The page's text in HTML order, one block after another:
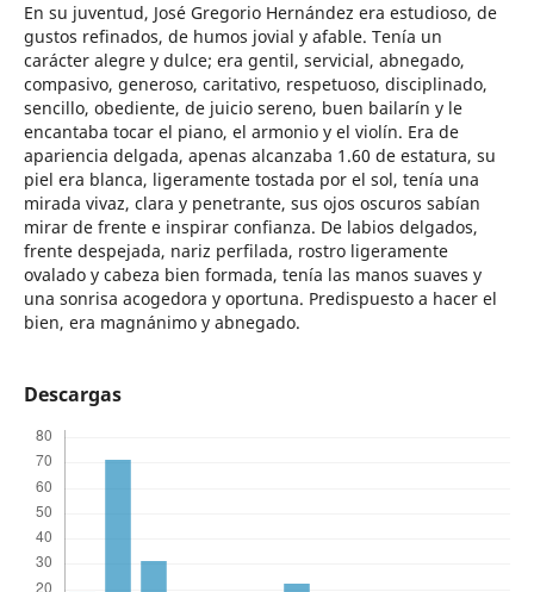
En su juventud, José Gregorio Hernández era estudioso, de
gustos refinados, de humos jovial y afable. Tenía un
carácter alegre y dulce; era gentil, servicial, abnegado,
compasivo, generoso, caritativo, respetuoso, disciplinado,
sencillo, obediente, de juicio sereno, buen bailarín y le
encantaba tocar el piano, el armonio y el violín. Era de
apariencia delgada, apenas alcanzaba 1.60 de estatura, su
piel era blanca, ligeramente tostada por el sol, tenía una
mirada vivaz, clara y penetrante, sus ojos oscuros sabían
mirar de frente e inspirar confianza. De labios delgados,
frente despejada, nariz perfilada, rostro ligeramente
ovalado y cabeza bien formada, tenía las manos suaves y
una sonrisa acogedora y oportuna. Predispuesto a hacer el
bien, era magnánimo y abnegado.
Descargas